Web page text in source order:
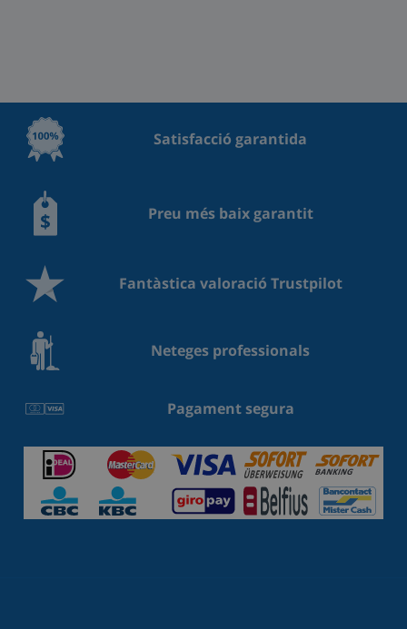
Satisfacció garantida
Preu més baix garantit
Fantàstica valoració Trustpilot
Neteges professionals
Pagament segura